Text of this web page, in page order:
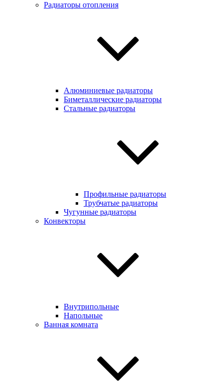
Радиаторы отопления
Алюминиевые радиаторы
Биметаллические радиаторы
Стальные радиаторы
Профильные радиаторы
Трубчатые радиаторы
Чугунные радиаторы
Конвекторы
Внутрипольные
Напольные
Ванная комната